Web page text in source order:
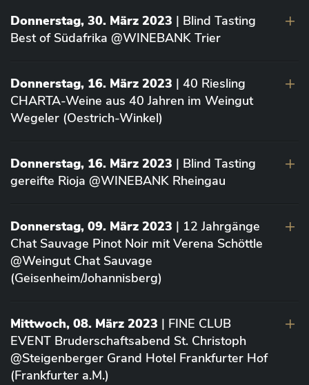
Donnerstag, 30. März 2023 | Blind Tasting
Best of Südafrika @WINEBANK Trier
Donnerstag, 16. März 2023 | 40 Riesling
CHARTA-Weine aus 40 Jahren im Weingut
Wegeler (Oestrich-Winkel)
Donnerstag, 16. März 2023 | Blind Tasting
gereifte Rioja @WINEBANK Rheingau
Donnerstag, 09. März 2023 | 12 Jahrgänge
Chat Sauvage Pinot Noir mit Verena Schöttle
@Weingut Chat Sauvage
(Geisenheim/Johannisberg)
Mittwoch, 08. März 2023 | FINE CLUB
EVENT Bruderschaftsabend St. Christoph
@Steigenberger Grand Hotel Frankfurter Hof
(Frankfurter a.M.)